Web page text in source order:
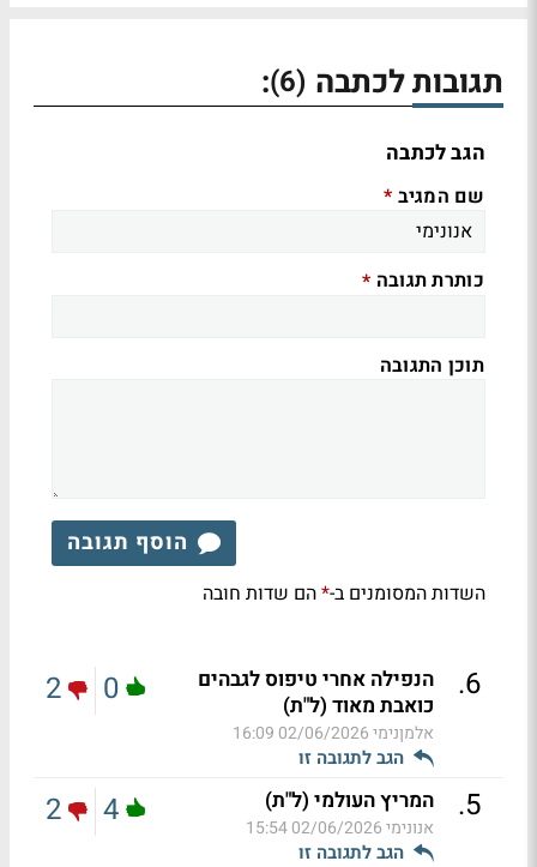
תגובות לכתבה (6)
:
הגב לכתבה
שם המגיב *
כותרת תגובה *
תוכן התגובה
הוסף תגובה
השדות המסומנים ב-*הם שדות חובה
6
.
הנפילה אחרי טיפוס לגבהים
כואבת מאוד (ל"ת)
אלמןנימי02/06/2026 16:09
הגב לתגובה זו
0
2
5
. המריץ העולמי (ל"ת)
אנונימי02/06/2026 15:54
הגב לתגובה זו
4
2